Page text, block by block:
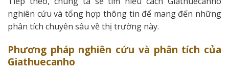
nghiên cứu và tổng hợp thông tin để mang đến những
phân tích chuyên sâu về thị trường này.
Phương pháp nghiên cứu và phân tích của
Giathuecanho